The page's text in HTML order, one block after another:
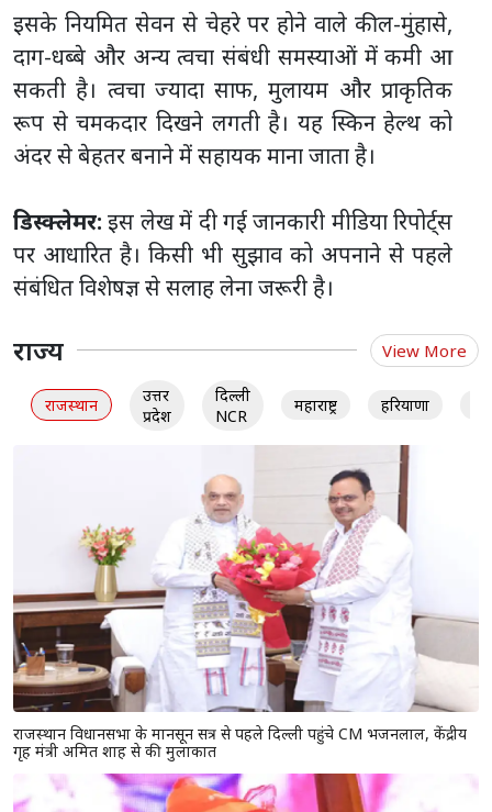
इसके नियमित सेवन से चेहरे पर होने वाले कील-मुंहासे,
दाग-धब्बे और अन्य त्वचा संबंधी समस्याओं में कमी आ
सकती है। त्वचा ज्यादा साफ, मुलायम और प्राकृतिक
रूप से चमकदार दिखने लगती है। यह स्किन हेल्थ को
अंदर से बेहतर बनाने में सहायक माना जाता है।
डिस्क्लेमर:इस लेख में दी गई जानकारी मीडिया रिपोर्ट्स
पर आधारित है। किसी भी सुझाव को अपनाने से पहले
संबंधित विशेषज्ञ से सलाह लेना जरूरी है।
राज्य View More
राजस्थान
उत्तर
प्रदेश
दिल्ली
NCR
महाराष्ट्र हरियाणा
राजस्थान विधानसभा के मानसून सत्र से पहले दिल्ली पहुंचे CM भजनलाल, केंद्रीय
गृह मंत्री अमित शाह से की मुलाकात